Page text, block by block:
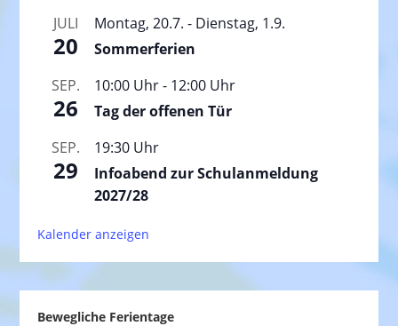
JULI
20
Montag, 20.7. - Dienstag, 1.9.
Sommerferien
SEP.
26
10:00 Uhr- 12:00 Uhr
Tag der offenen Tür
SEP.
29
19:30 Uhr
Infoabend zur Schulanmeldung
2027/28
Kalender anzeigen
Bewegliche Ferientage